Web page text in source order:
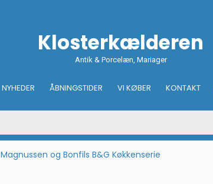
Klosterkælderen
Antik & Porcelæn, Mariager
NYHEDER ÅBNINGSTIDER VI KØBER KONTAKT
Magnussen og Bonfils B&G Køkkenserie